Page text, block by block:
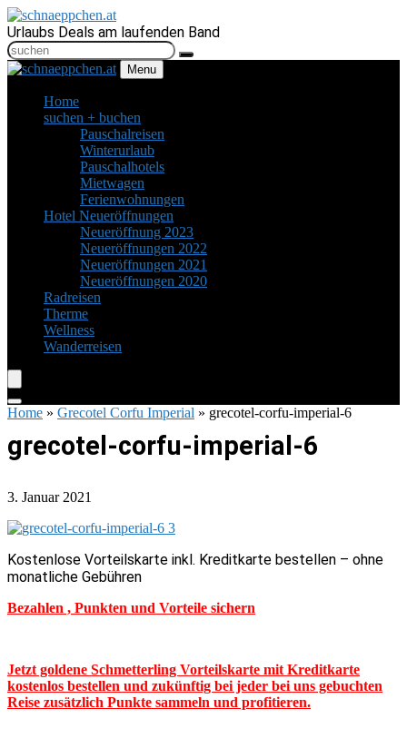
Urlaubs Deals am laufenden Band
Menu
Home
suchen + buchen
Pauschalreisen
Winterurlaub
Pauschalhotels
Mietwagen
Ferienwohnungen
Hotel Neueröffnungen
Neueröffnung 2023
Neueröffnungen 2022
Neueröffnungen 2021
Neueröffnungen 2020
Radreisen
Therme
Wellness
Wanderreisen
Home » Grecotel Corfu Imperial » grecotel-corfu-imperial-6
grecotel-corfu-imperial-6
3. Januar 2021
Kostenlose Vorteilskarte inkl. Kreditkarte bestellen – ohne
monatliche Gebühren
Bezahlen , Punkten und Vorteile sichern
Jetzt goldene Schmetterling Vorteilskarte mit Kreditkarte
kostenlos bestellen und zukünftig bei jeder bei uns gebuchten
Reise zusätzlich Punkte sammeln und profitieren.